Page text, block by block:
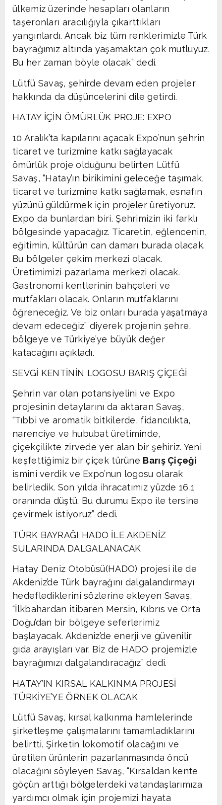
ülkemiz üzerinde hesapları olanların
taşeronları aracılığıyla çıkarttıkları
yangınlardı. Ancak biz tüm renklerimizle Türk
bayrağımız altında yaşamaktan çok mutluyuz.
Bu her zaman böyle olacak” dedi.
Lütfü Savaş, şehirde devam eden projeler
hakkında da düşüncelerini dile getirdi.
HATAY İÇİN ÖMÜRLÜK PROJE: EXPO
10 Aralık’ta kapılarını açacak Expo’nun şehrin
ticaret ve turizmine katkı sağlayacak
ömürlük proje olduğunu belirten Lütfü
Savaş, “Hatay’ın birikimini geleceğe taşımak,
ticaret ve turizmine katkı sağlamak, esnafın
yüzünü güldürmek için projeler üretiyoruz.
Expo da bunlardan biri. Şehrimizin iki farklı
bölgesinde yapacağız. Ticaretin, eğlencenin,
eğitimin, kültürün can damarı burada olacak.
Bu bölgeler çekim merkezi olacak.
Üretimimizi pazarlama merkezi olacak.
Gastronomi kentlerinin bahçeleri ve
mutfakları olacak. Onların mutfaklarını
öğreneceğiz. Ve biz onları burada yaşatmaya
devam edeceğiz” diyerek projenin şehre,
bölgeye ve Türkiye’ye büyük değer
katacağını açıkladı.
SEVGİ KENTİNİN LOGOSU BARIŞ ÇİÇEĞİ
Şehrin var olan potansiyelini ve Expo
projesinin detaylarını da aktaran Savaş,
“Tıbbi ve aromatik bitkilerde, fidancılıkta,
narenciye ve hububat üretiminde,
çiçekçilikte zirvede yer alan bir şehiriz. Yeni
keşfettiğimiz bir çiçek türüne Barış Çiçeği
ismini verdik ve Expo’nun logosu olarak
belirledik. Son yılda ihracatımız yüzde 16,1
oranında düştü. Bu durumu Expo ile tersine
çevirmek istiyoruz” dedi.
TÜRK BAYRAĞI HADO İLE AKDENİZ
SULARINDA DALGALANACAK
Hatay Deniz Otobüsü(HADO) projesi ile de
Akdeniz’de Türk bayrağını dalgalandırmayı
hedeflediklerini sözlerine ekleyen Savaş,
“İlkbahardan itibaren Mersin, Kıbrıs ve Orta
Doğu’dan bir bölgeye seferlerimiz
başlayacak. Akdeniz’de enerji ve güvenilir
gıda arayışları var. Biz de HADO projemizle
bayrağımızı dalgalandıracağız” dedi.
HATAY’IN KIRSAL KALKINMA PROJESİ
TÜRKİYE’YE ÖRNEK OLACAK
Lütfü Savaş, kırsal kalkınma hamlelerinde
şirketleşme çalışmalarını tamamladıklarını
belirtti. Şirketin lokomotif olacağını ve
üretilen ürünlerin pazarlanmasında öncü
olacağını söyleyen Savaş, “Kırsaldan kente
göçün arttığı bölgelerdeki vatandaşlarımıza
yardımcı olmak için projemizi hayata